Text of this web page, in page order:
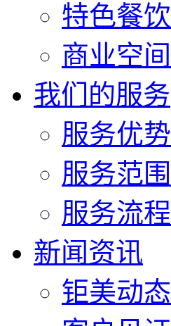
特色餐饮
商业空间
我们的服务
服务优势
服务范围
服务流程
新闻资讯
钜美动态